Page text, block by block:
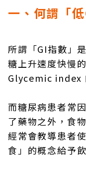
一、何謂「
所謂「GI指數」
糖上升速度快慢
Glycemic index
而糖尿病患者常
了藥物之外，食
經常會教導患者
食」的概念給予